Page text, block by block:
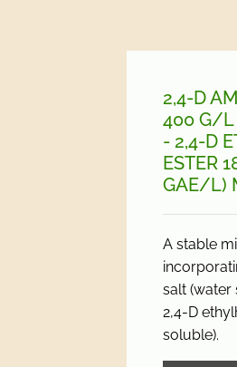
2,4-D
400 G/
- 2,4-D
ESTER
GAE/L)
A stable
salt (water
2,4-D
soluble).